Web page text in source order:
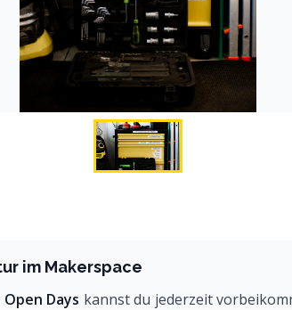
im Makerspace
Open Days kannst du jederzeit